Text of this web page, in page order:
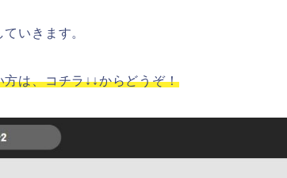
いきます。
は、コチラ↓↓からどうぞ！